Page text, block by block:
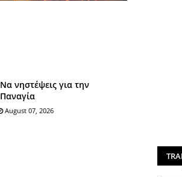
Να νηστέψεις για την
Παναγία
August 07, 2026